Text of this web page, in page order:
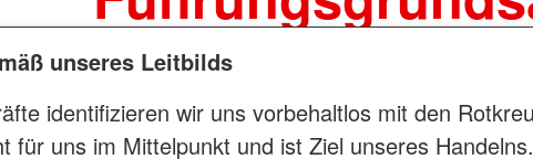
unseres Leitbilds
identifizieren wir uns vorbehaltlos mit den
für uns im Mittelpunkt und ist Ziel unseres Handelns.